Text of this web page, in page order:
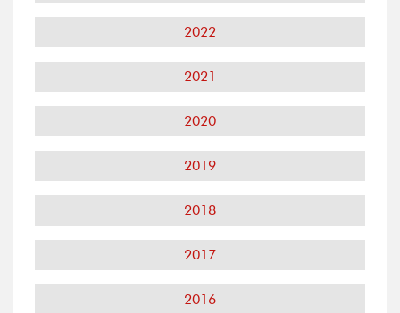
2022
2021
2020
2019
2018
2017
2016